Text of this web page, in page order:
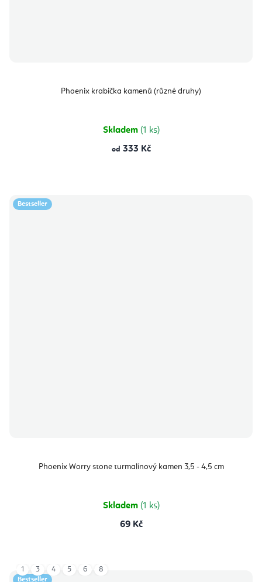
Phoenix krabička kamenů (různé druhy)
Skladem (1 ks)
od 333 Kč
Bestseller
Phoenix Worry stone turmalínový kamen 3,5 - 4,5 cm
Skladem (1 ks)
69 Kč
Bestseller
1 3 4 5 6 8